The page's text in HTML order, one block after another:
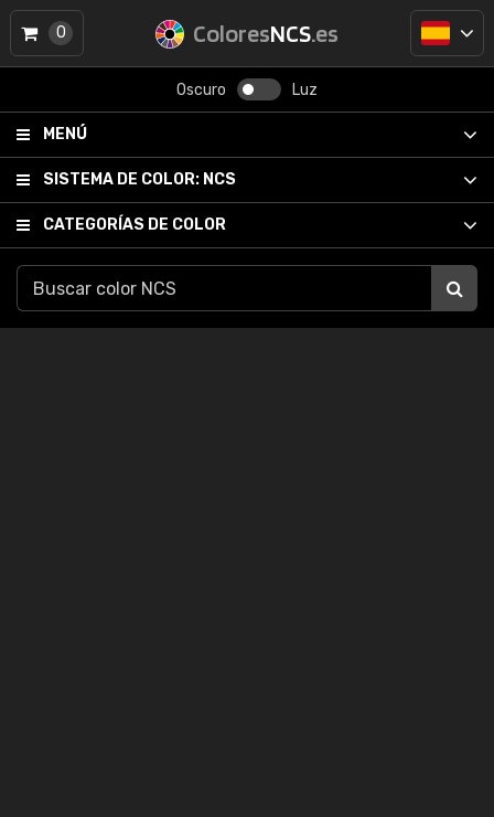
ColoresNCS.es
Oscuro Luz
MENÚ
SISTEMA DE COLOR: NCS
CATEGORÍAS DE COLOR
0